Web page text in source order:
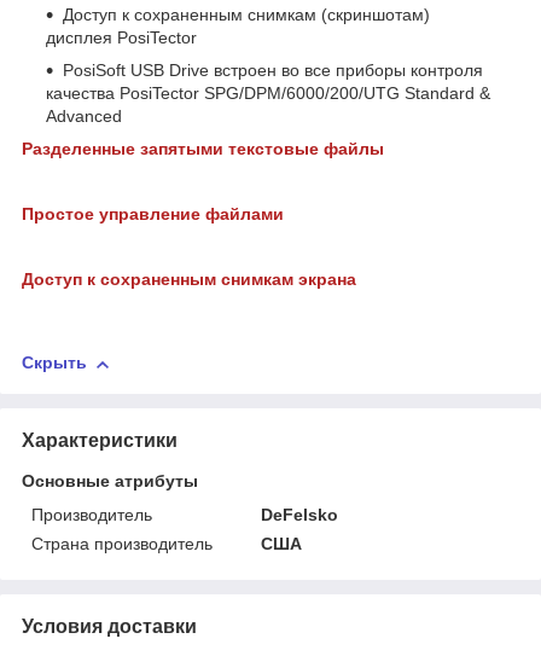
Доступ к сохраненным снимкам (скриншотам)
дисплея PosiTector
PosiSoft USB Drive встроен во все приборы контроля
качества PosiTector SPG/DPM/6000/200/UTG Standard &
Advanced
Разделенные запятыми текстовые файлы
Простое управление файлами
Доступ к сохраненным снимкам экрана
Скрыть
Характеристики
Основные атрибуты
Производитель
DeFelsko
Страна производитель
США
Условия доставки